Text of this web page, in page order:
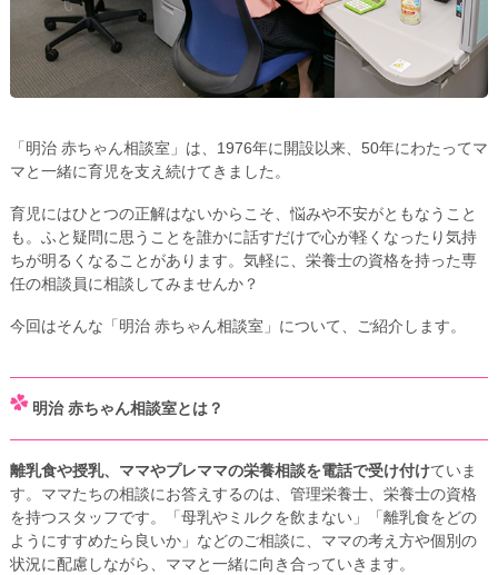
「明治 赤ちゃん相談室」は、1976年に開設以来、50年にわたってマ
マと一緒に育児を支え続けてきました。
育児にはひとつの正解はないからこそ、悩みや不安がともなうこと
も。ふと疑問に思うことを誰かに話すだけで心が軽くなったり気持
ちが明るくなることがあります。気軽に、栄養士の資格を持った専
任の相談員に相談してみませんか？
今回はそんな「明治 赤ちゃん相談室」について、ご紹介します。
明治 赤ちゃん相談室とは？
離乳食や授乳、ママやプレママの栄養相談を電話で受け付けていま
す。ママたちの相談にお答えするのは、管理栄養士、栄養士の資格
を持つスタッフです。「母乳やミルクを飲まない」「離乳食をどの
ようにすすめたら良いか」などのご相談に、ママの考え方や個別の
状況に配慮しながら、ママと一緒に向き合っていきます。